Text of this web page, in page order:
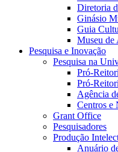
Diretoria
Ginásio
Guia
Museu
Pesquisa e Inovação
Pesquisa na
Pró-
Pró-
Agência
Centros e
Grant Office
Pesquisadores
Produção
Anuário